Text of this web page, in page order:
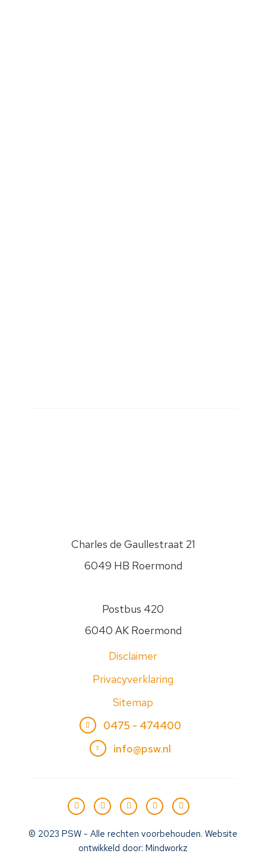
Charles de Gaullestraat 21
6049 HB Roermond
Postbus 420
6040 AK Roermond
Disclaimer
Privacyverklaring
Sitemap
0475 - 474400
info@psw.nl
© 2023 PSW - Alle rechten voorbehouden. Website
ontwikkeld door: Mindworkz